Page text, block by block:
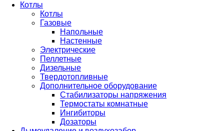
Котлы
Котлы
Газовые
Напольные
Настенные
Электрические
Пеллетные
Дизельные
Твердотопливные
Дополнительное оборудование
Стабилизаторы напряжения
Термостаты комнатные
Ингибиторы
Дозаторы